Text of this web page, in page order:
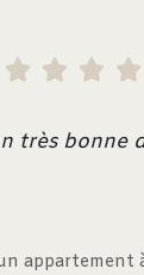
   
très bonne
appartement